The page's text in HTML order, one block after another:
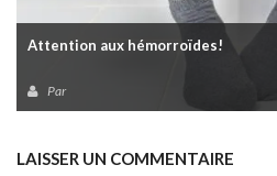
Attention aux hémorroïdes!
Par
LAISSER UN COMMENTAIRE